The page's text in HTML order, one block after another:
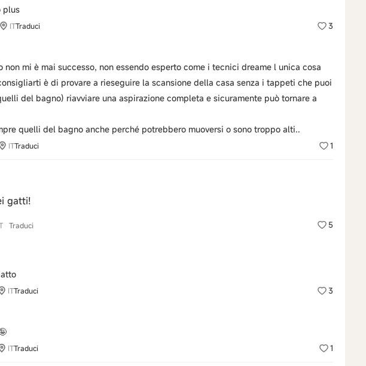
plus
ITTraduci 3
non mi è mai successo, non essendo esperto come i tecnici dreame l unica cosa
è di provare a rieseguire la scansione della casa senza i tappeti che puoi
del bagno) riavviare una aspirazione completa e sicuramente può tornare a
quelli del bagno anche perché potrebbero muoversi o sono troppo alti..
ITTraduci 1
gatti!
5
Traduci
ITTraduci 3
ITTraduci 1